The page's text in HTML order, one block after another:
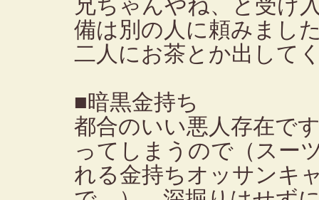
兄ちゃんやね、と受け
備は別の人に頼みまし
二人にお茶とか出して
■暗黒金持ち
都合のいい悪人存在で
ってしまうので（スー
れる金持ちオッサンキ